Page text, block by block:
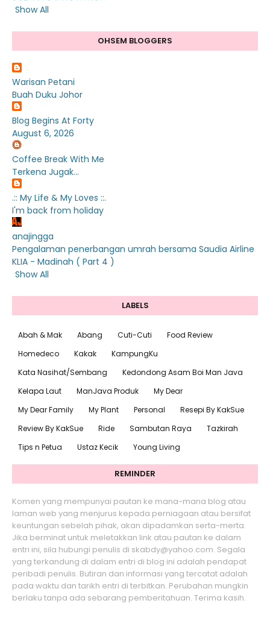
Show All
OHSEM BLOGGERS
Warisan Petani
Buah Duku Johor
Blog Begins At Forty
August 6, 2026
Coffee Break With Me
Terkena Jugak...
.:: My Life & My Loves ::.
I'm back from holiday
anajingga
Pengalaman penerbangan umrah bersama Saudia Airline
KLIA - Madinah ( Part 4 )
Show All
LABELS
Abah & Mak Abang Cuti-Cuti
Food Review
Homedeco
Kakak
KampungKu
Kata Nasihat/Sembang
Kedondong Asam Boi Man Java
Kelapa Laut
ManJava Produk
My Dear
My Dear Family
My Plant Personal
Resepi By KakSue
Review By KakSue
Ride Sambutan Raya
Tazkirah
Tips n Petua
Ustaz Kecik Young Living
REMINDER
Komen yang mempunyai pautan ke mana-mana blog atau
laman web yang menjurus kepada perniagaan atau bersifat
keuntungan sebelah pihak, akan dipadamkan serta-merta.
Jika berminat untuk meletakkan link atau pautan ke dalam
entri ini, sila hubungi penulis di skabdy@yahoo.com. Segala
yang terkandung di dalam entri di blog ini adalah pendapat
peribadi penulis. Butiran dan informasi yang tercatat adalah
pada waktu dan tarikh entri di terbitkan. Perubahan mungkin
berlaku tanpa ada sebarang pemberitahuan. Terima kasih.